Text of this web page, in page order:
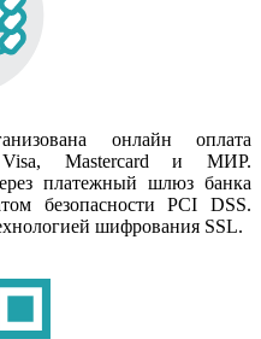
онлайн оплата
Visa, Mastercard и МИР.
платежный шлюз банка
безопасности PCI DSS.
шифрования SSL.